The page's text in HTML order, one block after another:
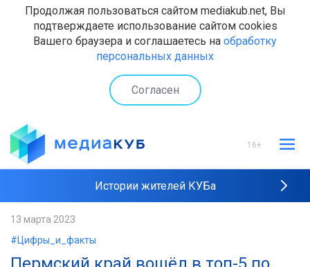
Продолжая пользоваться сайтом mediakub.net, Вы
подтверждаете использование сайтом cookies
Вашего браузера и соглашаетесь на обработку
персональных данных
Согласен
16+
Истории жителей КУБа
13 марта 2023
#Цифры_и_факты